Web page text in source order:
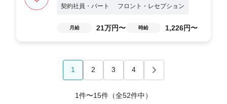
契約社員・パート フロント・レセプション
月給 21万円〜 時給 1,226円〜
1 2 3 4
1件〜15件（全52件中）